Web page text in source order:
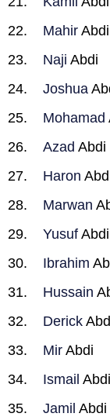
Mahir Abdi
Naji Abdi
Joshua
Mohamad
Azad Abdi
Haron
Marwan
Yusuf Abdi
Ibrahim
Hussain
Derick
Mir Abdi
Ismail Abdi
Jamil Abdi